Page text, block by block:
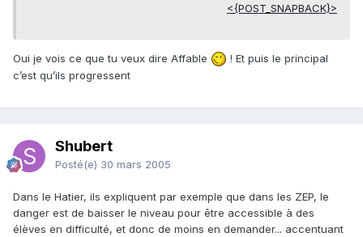
<{POST_SNAPBACK}>
Oui je vois ce que tu veux dire Affable
! Et puis le principal
c’est qu’ils progressent
Shubert
Posté(e) 30 mars 2005
Dans le Hatier, ils expliquent par exemple que dans les ZEP, le
danger est de baisser le niveau pour être accessible à des
élèves en difficulté, et donc de moins en demander... accentuant